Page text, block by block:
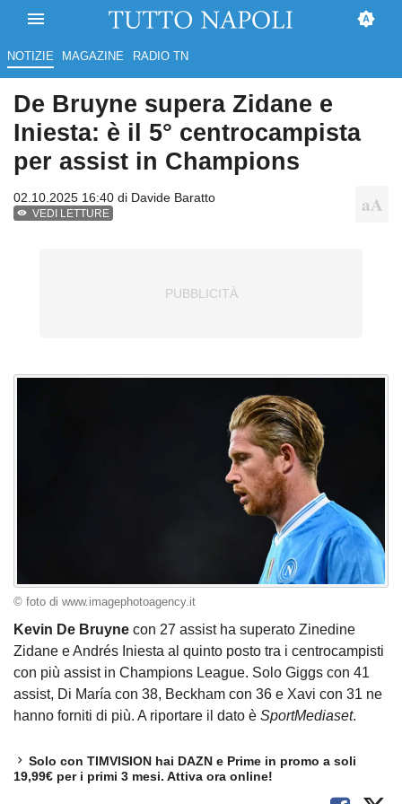
NOTIZIE MAGAZINE RADIO TN
De Bruyne supera Zidane e
Iniesta: è il 5° centrocampista
per assist in Champions
02.10.2025 16:40 di Davide Baratto
VEDI LETTURE
© foto di www.imagephotoagency.it
Kevin De Bruyne con 27 assist ha superato Zinedine
Zidane e Andrés Iniesta al quinto posto tra i centrocampisti
con più assist in Champions League. Solo Giggs con 41
assist, Di María con 38, Beckham con 36 e Xavi con 31 ne
hanno forniti di più. A riportare il dato è SportMediaset.
Solo con TIMVISION hai DAZN e Prime in promo a soli
19,99€ per i primi 3 mesi. Attiva ora online!